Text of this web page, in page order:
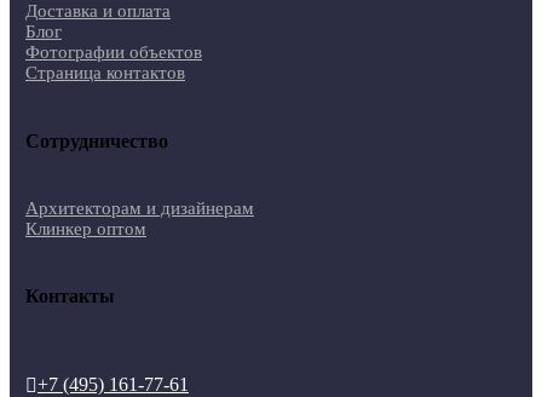
Доставка и оплата
Блог
Фотографии объектов
Страница контактов
Сотрудничество
Архитекторам и дизайнерам
Клинкер оптом
Контакты
+7 (495) 161-77-61